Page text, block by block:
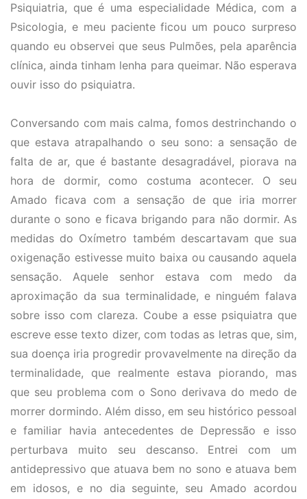
Psiquiatria, que é uma especialidade Médica, com a
Psicologia, e meu paciente ficou um pouco surpreso
quando eu observei que seus Pulmões, pela aparência
clínica, ainda tinham lenha para queimar. Não esperava
ouvir isso do psiquiatra.
Conversando com mais calma, fomos destrinchando o
que estava atrapalhando o seu sono: a sensação de
falta de ar, que é bastante desagradável, piorava na
hora de dormir, como costuma acontecer. O seu
Amado ficava com a sensação de que iria morrer
durante o sono e ficava brigando para não dormir. As
medidas do Oxímetro também descartavam que sua
oxigenação estivesse muito baixa ou causando aquela
sensação. Aquele senhor estava com medo da
aproximação da sua terminalidade, e ninguém falava
sobre isso com clareza. Coube a esse psiquiatra que
escreve esse texto dizer, com todas as letras que, sim,
sua doença iria progredir provavelmente na direção da
terminalidade, que realmente estava piorando, mas
que seu problema com o Sono derivava do medo de
morrer dormindo. Além disso, em seu histórico pessoal
e familiar havia antecedentes de Depressão e isso
perturbava muito seu descanso. Entrei com um
antidepressivo que atuava bem no sono e atuava bem
em idosos, e no dia seguinte, seu Amado acordou